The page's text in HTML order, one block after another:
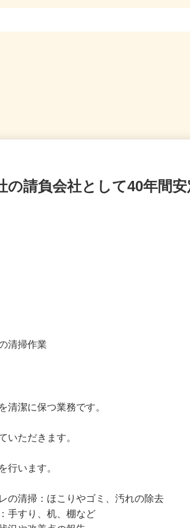
の請負会社として40年間
の清掃：ほこりやゴミ、汚れの除去